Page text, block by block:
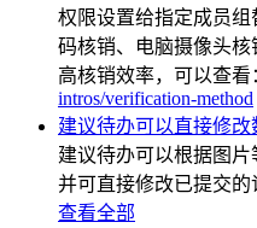
权限设置给指定成员
码核销、电脑摄像头
高核销效率，可以查看
intros/verification-method
建议待办可以直接修
建议待办可以根据图片
并可直接修改已提交的
查看全部